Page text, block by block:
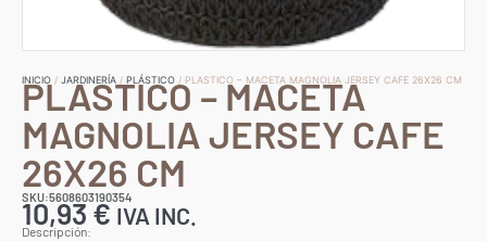
INICIO / JARDINERÍA / PLÁSTICO / PLASTICO – MACETA MAGNOLIA JERSEY CAFE 26X26 CM
PLASTICO – MACETA
MAGNOLIA JERSEY CAFE
26X26 CM
SKU:5608603190354
10,93€ IVA INC.
Descripción: